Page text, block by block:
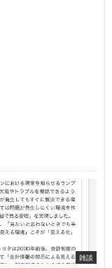
雑談